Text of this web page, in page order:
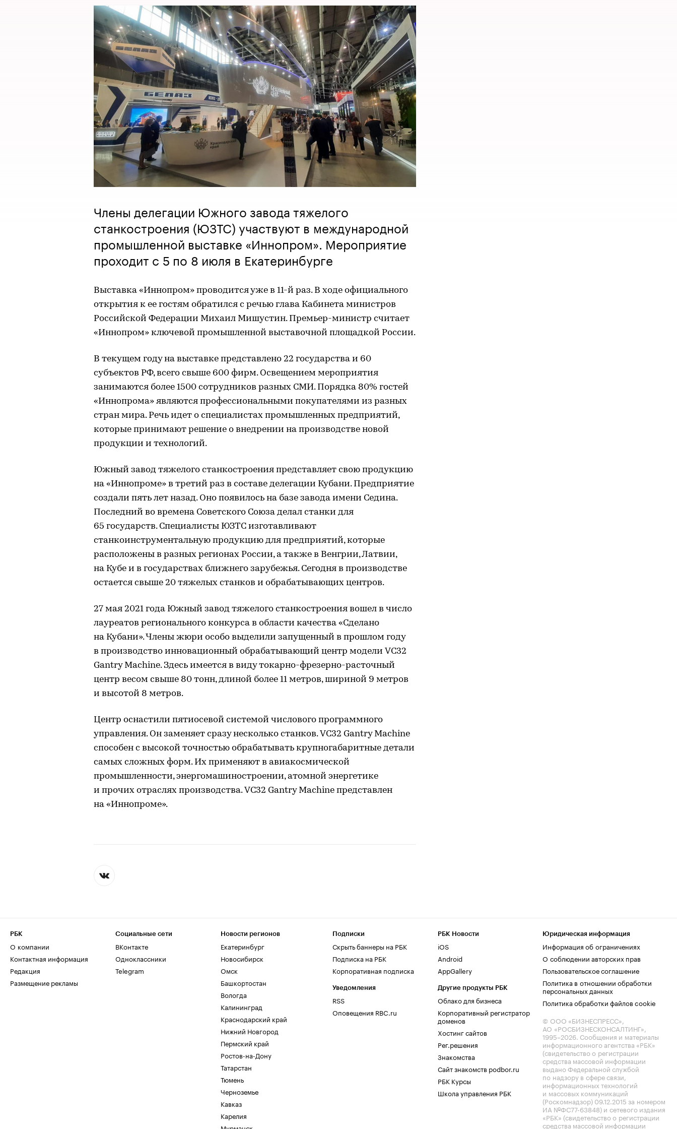
Члены делегации Южного завода тяжелого
станкостроения (ЮЗТС) участвуют в международной
промышленной выставке «Иннопром». Мероприятие
проходит с 5 по 8 июля в Екатеринбурге
Выставка «Иннопром» проводится уже в 11-й раз. В ходе официального
открытия к ее гостям обратился с речью глава Кабинета министров
Российской Федерации Михаил Мишустин. Премьер-министр считает
«Иннопром» ключевой промышленной выставочной площадкой России.
В текущем году на выставке представлено 22 государства и 60
субъектов РФ, всего свыше 600 фирм. Освещением мероприятия
занимаются более 1500 сотрудников разных СМИ. Порядка 80% гостей
«Иннопрома» являются профессиональными покупателями из разных
стран мира. Речь идет о специалистах промышленных предприятий,
которые принимают решение о внедрении на производстве новой
продукции и технологий.
Южный завод тяжелого станкостроения представляет свою продукцию
на «Иннопроме» в третий раз в составе делегации Кубани. Предприятие
создали пять лет назад. Оно появилось на базе завода имени Седина.
Последний во времена Советского Союза делал станки для
65 государств. Специалисты ЮЗТС изготавливают
станкоинструментальную продукцию для предприятий, которые
расположены в разных регионах России, а также в Венгрии, Латвии,
на Кубе и в государствах ближнего зарубежья. Сегодня в производстве
остается свыше 20 тяжелых станков и обрабатывающих центров.
27 мая 2021 года Южный завод тяжелого станкостроения вошел в число
лауреатов регионального конкурса в области качества «Сделано
на Кубани». Члены жюри особо выделили запущенный в прошлом году
в производство инновационный обрабатывающий центр модели VC32
Gantry Machine. Здесь имеется в виду токарно-фрезерно-расточный
центр весом свыше 80 тонн, длиной более 11 метров, шириной 9 метров
и высотой 8 метров.
Центр оснастили пятиосевой системой числового программного
управления. Он заменяет сразу несколько станков. VC32 Gantry Machine
способен с высокой точностью обрабатывать крупногабаритные детали
самых сложных форм. Их применяют в авиакосмической
промышленности, энергомашиностроении, атомной энергетике
и прочих отраслях производства. VC32 Gantry Machine представлен
на «Иннопроме».
РБК
О компании
Контактная информация
Редакция
Размещение рекламы
Социальные сети
ВКонтакте
Одноклассники
Telegram
Новости регионов
Екатеринбург
Новосибирск
Омск
Башкортостан
Вологда
Калининград
Краснодарский край
Нижний Новгород
Пермский край
Ростов-на-Дону
Татарстан
Тюмень
Черноземье
Кавказ
Карелия
Подписки
Скрыть баннеры на РБК
Подписка на РБК
Корпоративная подписка
Уведомления
RSS
Оповещения RBC.ru
РБК Новости
iOS
Android
AppGallery
Другие продукты РБК
Облако для бизнеса
Корпоративный регистратор
доменов
Хостинг сайтов
Рег.решения
Знакомства
Сайт знакомств podbor.ru
РБК Курсы
Школа управления РБК
Юридическая информация
Информация об ограничениях
О соблюдении авторских прав
Пользовательское соглашение
Политика в отношении обработки
персональных данных
Политика обработки файлов cookie
© ООО «БИЗНЕСПРЕСС»,
АО «РОСБИЗНЕСКОНСАЛТИНГ»,
1995–2026. Сообщения и материалы
информационного агентства «РБК»
(свидетельство о регистрации
средства массовой информации
выдано Федеральной службой
по надзору в сфере связи,
информационных технологий
и массовых коммуникаций
(Роскомнадзор) 09.12.2015 за номером
ИА №ФС77-63848) и сетевого издания
«РБК» (свидетельство о регистрации
средства массовой информации